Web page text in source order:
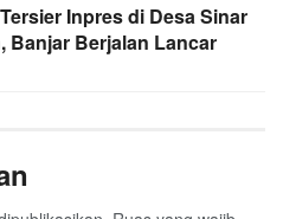
Inpres di Desa Sinar
Banjar Berjalan Lancar